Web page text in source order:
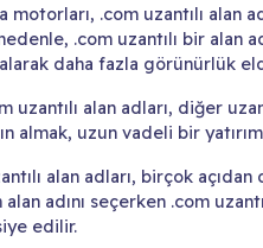
motorları, .com uzantılı alan
.com uzantılı bir alan
daha fazla görünürlük
uzantılı alan adları, diğer
almak, uzun vadeli bir
alan adları, birçok
adını seçerken .com
edilir.